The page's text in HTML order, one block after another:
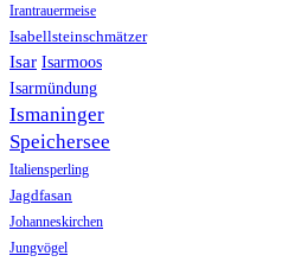
Irantrauermeise
Isabellsteinschmätzer
Isar Isarmoos
Isarmündung
Ismaninger
Speichersee
Italiensperling
Jagdfasan
Johanneskirchen
Jungvögel